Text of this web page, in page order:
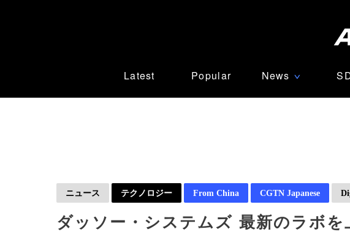
Latest Popular News ∨
ニュース テクノロジー From China CGTN Japanese
ダッソー・システムズ 最新のラボを